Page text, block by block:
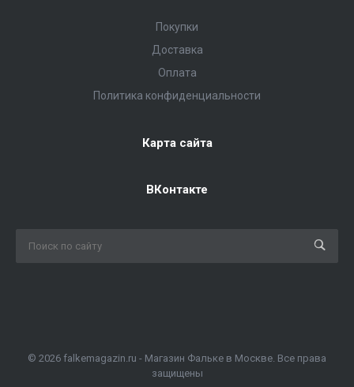
Покупки
Доставка
Оплата
Политика конфиденциальности
Карта сайта
ВКонтакте
© 2026 falkemagazin.ru - Магазин Фальке в Москве. Все права
защищены